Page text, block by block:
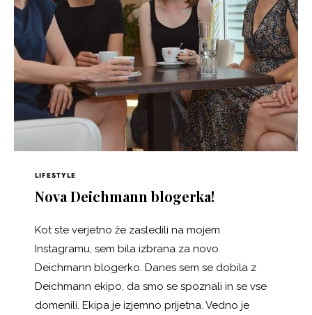
LIFESTYLE
Nova Deichmann blogerka!
Kot ste verjetno že zasledili na mojem
Instagramu, sem bila izbrana za novo
Deichmann blogerko. Danes sem se dobila z
Deichmann ekipo, da smo se spoznali in se vse
domenili. Ekipa je izjemno prijetna. Vedno je